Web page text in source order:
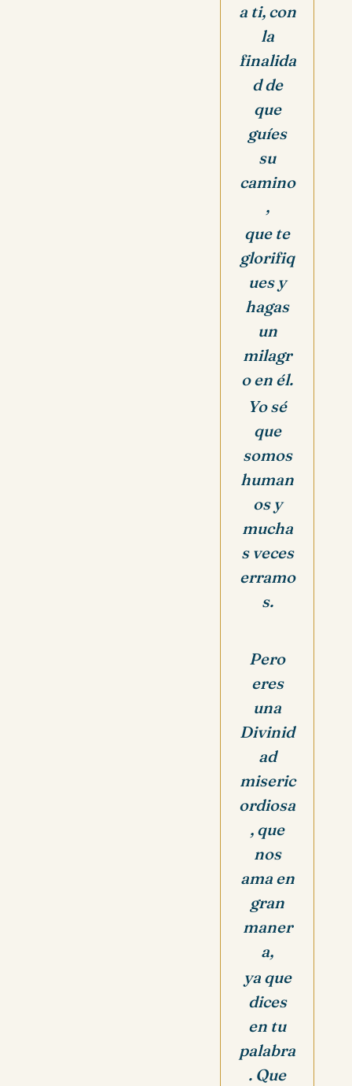
a ti, con
la
finalida
d de
que
guíes
su
camino
,
que te
glorifiq
ues y
hagas
un
milagr
o en él.
Yo sé
que
somos
human
os y
mucha
s veces
erramo
s.
Pero
eres
una
Divinid
ad
miseric
ordiosa
, que
nos
ama en
gran
maner
a,
ya que
dices
en tu
palabra
. Que